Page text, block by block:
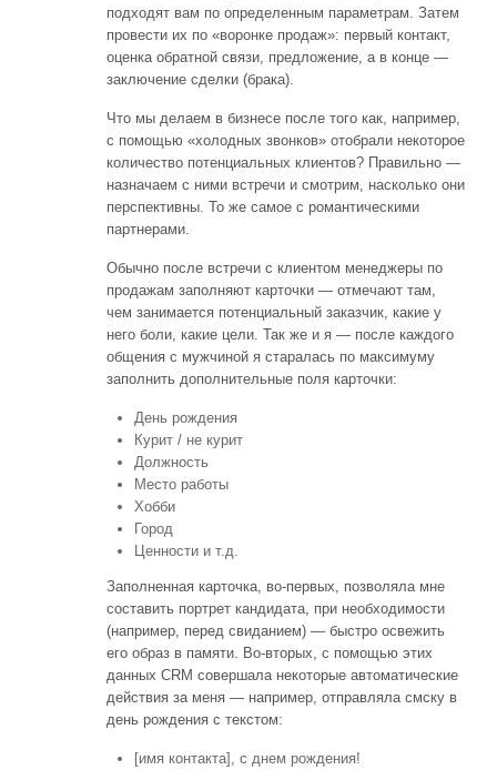
подходят вам по определенным параметрам. Затем
провести их по «воронке продаж»: первый контакт,
оценка обратной связи, предложение, а в конце —
заключение сделки (брака).
Что мы делаем в бизнесе после того как, например,
с помощью «холодных звонков» отобрали некоторое
количество потенциальных клиентов? Правильно —
назначаем с ними встречи и смотрим, насколько они
перспективны. То же самое с романтическими
партнерами.
Обычно после встречи с клиентом менеджеры по
продажам заполняют карточки — отмечают там,
чем занимается потенциальный заказчик, какие у
него боли, какие цели. Так же и я — после каждого
общения с мужчиной я старалась по максимуму
заполнить дополнительные поля карточки:
День рождения
Курит / не курит
Должность
Место работы
Хобби
Город
Ценности и т.д.
Заполненная карточка, во-первых, позволяла мне
составить портрет кандидата, при необходимости
(например, перед свиданием) — быстро освежить
его образ в памяти. Во-вторых, с помощью этих
данных CRM совершала некоторые автоматические
действия за меня — например, отправляла смску в
день рождения с текстом:
[имя контакта], с днем рождения!